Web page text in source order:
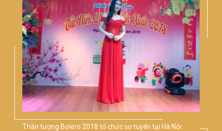
Thần tượng Bolero 2018 tổ chức sơ tuyển tại Hà Nội: